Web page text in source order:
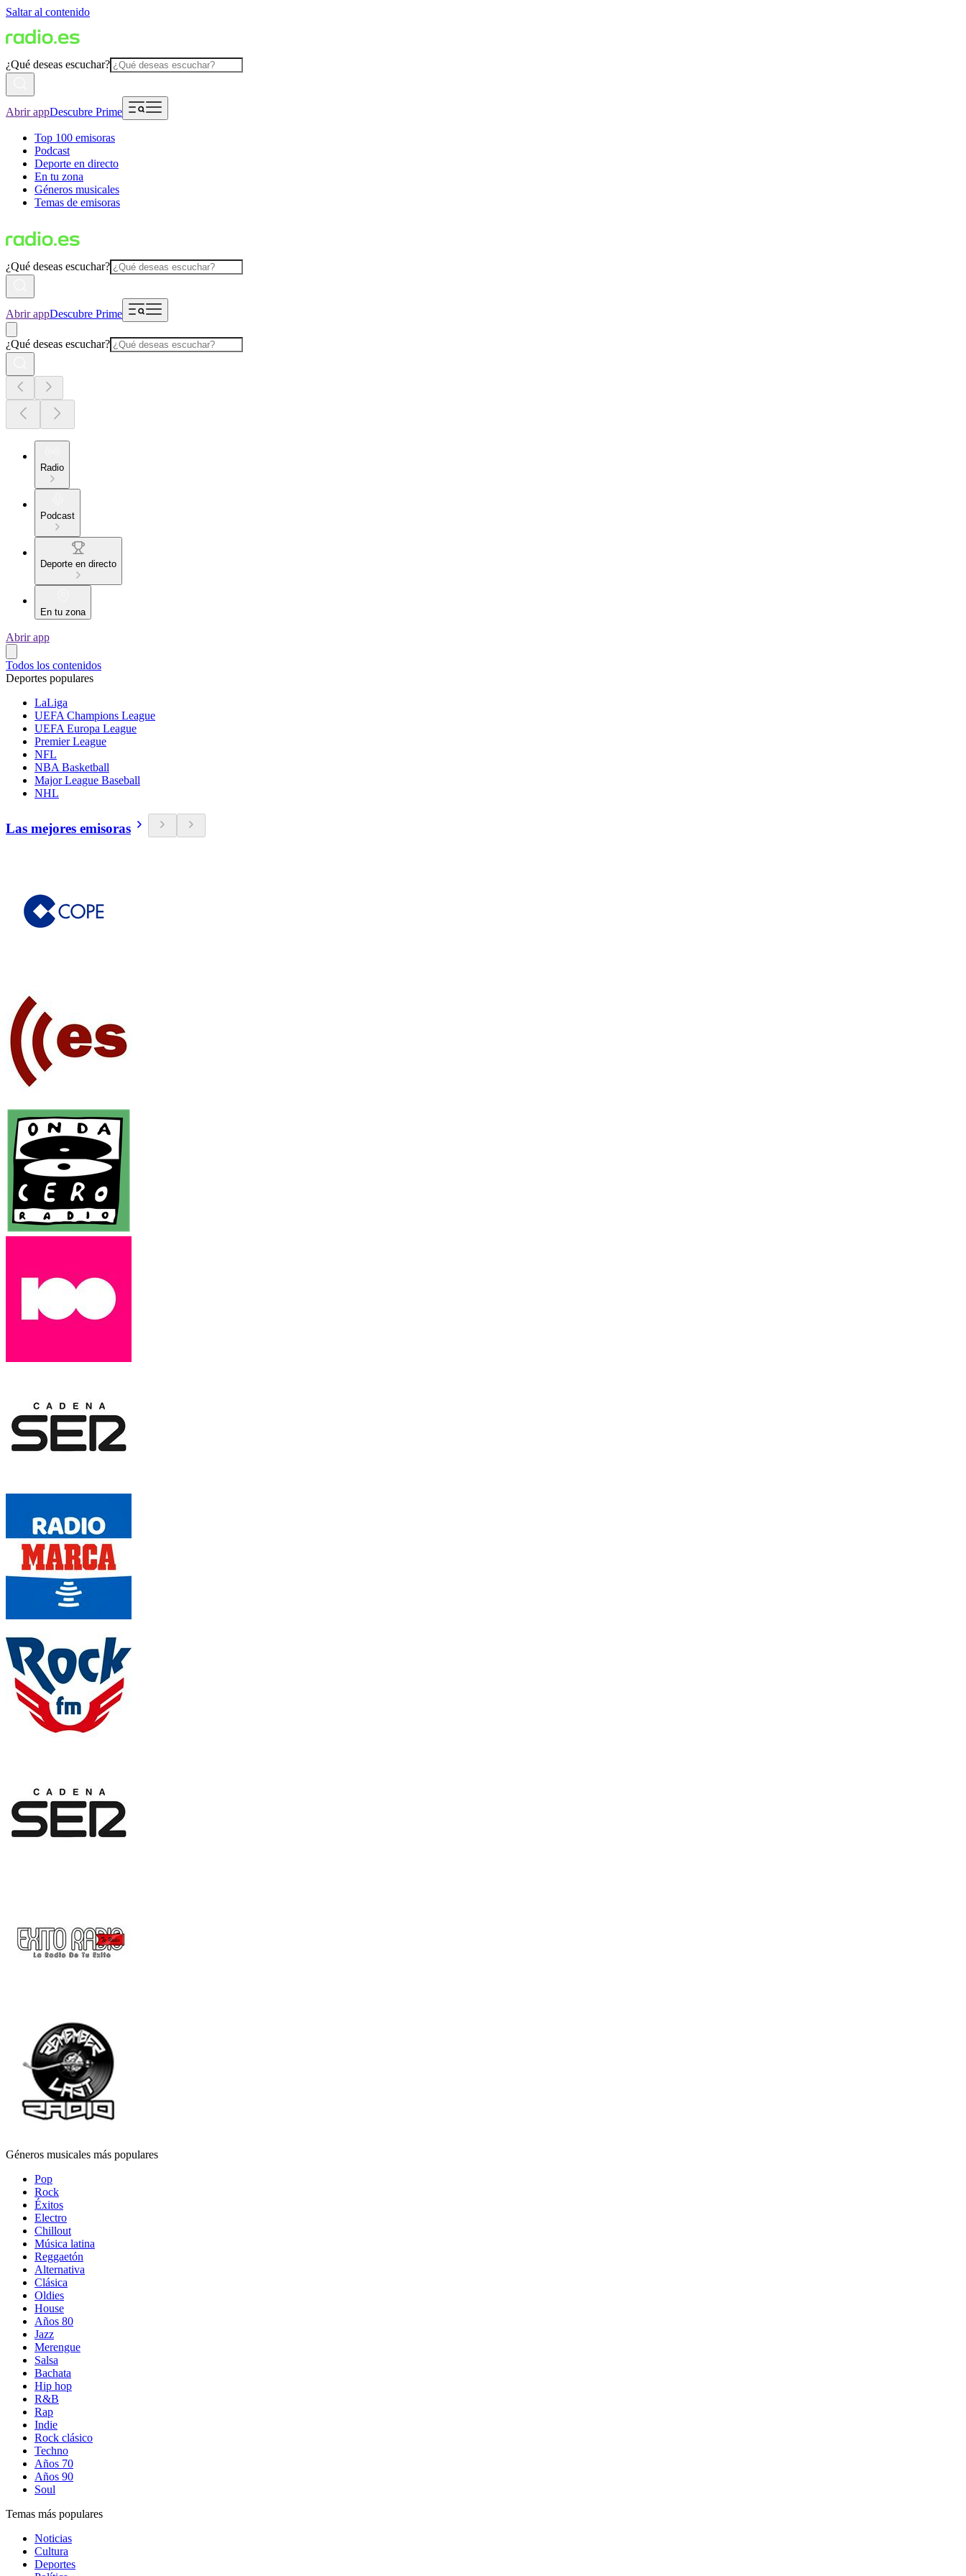
Saltar al contenido
¿Qué deseas escuchar?
Abrir appDescubre Prime
Top 100 emisoras
Podcast
Deporte en directo
En tu zona
Géneros musicales
Temas de emisoras
¿Qué deseas escuchar?
Abrir appDescubre Prime
¿Qué deseas escuchar?
Radio
Podcast
Deporte en directo
En tu zona
Abrir app
Todos los contenidos
Deportes populares
LaLiga
UEFA Champions League
UEFA Europa League
Premier League
NFL
NBA Basketball
Major League Baseball
NHL
Las mejores emisoras
Géneros musicales más populares
Pop
Rock
Éxitos
Electro
Chillout
Música latina
Reggaetón
Alternativa
Clásica
Oldies
House
Años 80
Jazz
Merengue
Salsa
Bachata
Hip hop
R&B
Rap
Indie
Rock clásico
Techno
Años 70
Años 90
Soul
Temas más populares
Noticias
Cultura
Deportes